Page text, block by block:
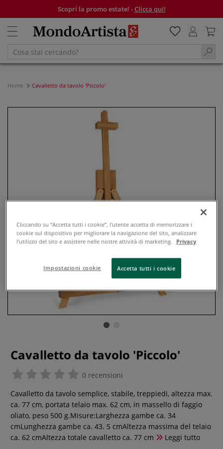
Scopri la promo estate! -Clicca qui!
Home Cavalletto da tavolo 'Piccolo'
Cavalletto da tavolo 'Piccolo'
0 recensioni
Cavalletto da tavolo semplice, stabile, treppiedi, altezza max.
ca. 77 cm, portata telaio max. 62 cm, in massello di faggio
oliato, peso 500 g.Misure:Larghezza gambe ca. 34
cmLunghezza gambe ca. 43. 5 cmAltezza massima del telaio
ca. 62 cmAltezza totale cavalletto ca. 77 cm
Leggi tutto
Cliccando su “Accetta tutti i cookie”, l'utente accetta di memorizzare i
cookie sul dispositivo per migliorare la navigazione del sito, analizzare
l'utilizzo del sito e assistere nelle nostre attività di marketing.
Privacy
Impostazioni cookie Accetta tutti i cookie